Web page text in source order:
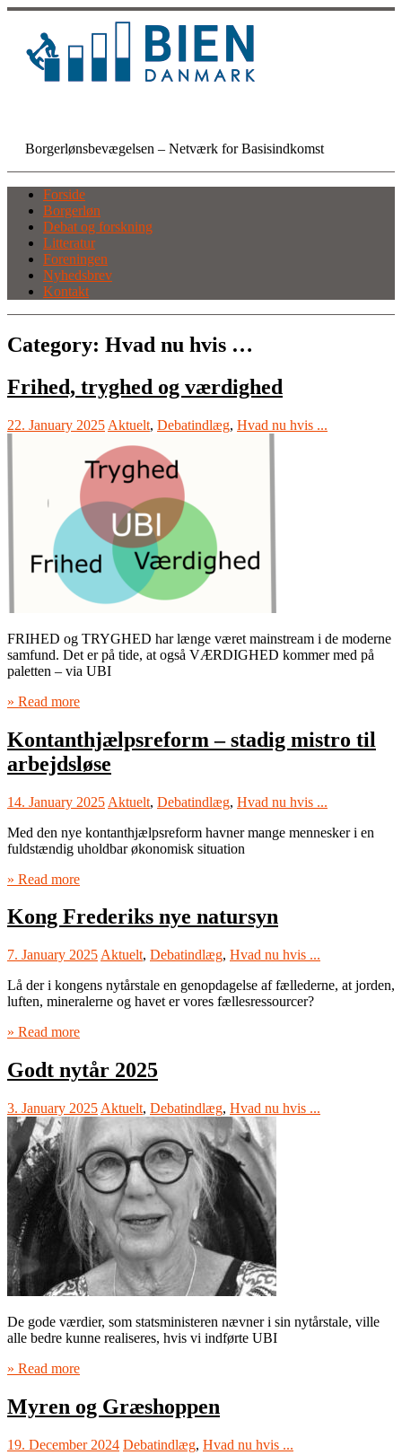
Skip
content
Borgerlønsbevægelsen – Netværk for Basisindkomst
Forside
Borgerløn
Debat og forskning
Litteratur
Foreningen
Nyhedsbrev
Kontakt
Category: Hvad nu hvis …
Frihed, tryghed og værdighed
22. January 2025 Aktuelt, Debatindlæg, Hvad nu hvis ...
FRIHED og TRYGHED har længe været mainstream i de moderne
samfund. Det er på tide, at også VÆRDIGHED kommer med på
paletten – via UBI
» Read more
Kontanthjælpsreform – stadig mistro til
arbejdsløse
14. January 2025 Aktuelt, Debatindlæg, Hvad nu hvis ...
Med den nye kontanthjælpsreform havner mange mennesker i en
fuldstændig uholdbar økonomisk situation
» Read more
Kong Frederiks nye natursyn
7. January 2025 Aktuelt, Debatindlæg, Hvad nu hvis ...
Lå der i kongens nytårstale en genopdagelse af fællederne, at jorden,
luften, mineralerne og havet er vores fællesressourcer?
» Read more
Godt nytår 2025
3. January 2025 Aktuelt, Debatindlæg, Hvad nu hvis ...
De gode værdier, som statsministeren nævner i sin nytårstale, ville
alle bedre kunne realiseres, hvis vi indførte UBI
» Read more
Myren og Græshoppen
19. December 2024 Debatindlæg, Hvad nu hvis ...